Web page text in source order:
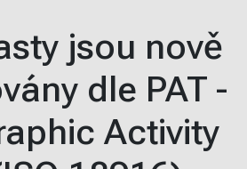
jsou nově
dle PAT -
Activity